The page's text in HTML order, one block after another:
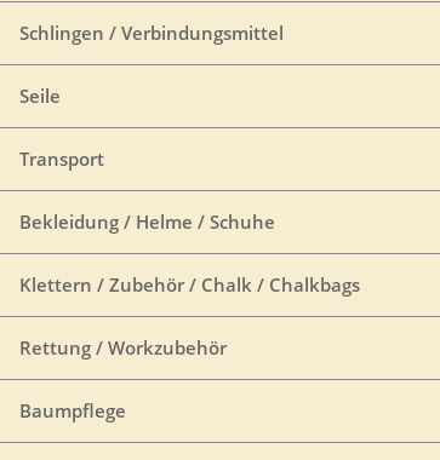
Schlingen / Verbindungsmittel
Seile
Transport
Bekleidung / Helme / Schuhe
Klettern / Zubehör / Chalk / Chalkbags
Rettung / Workzubehör
Baumpflege